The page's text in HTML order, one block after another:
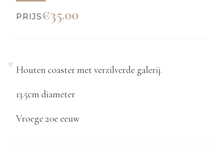
PRIJS€35.00
Houten coaster met verzilverde galerij.
13.5cm diameter
Vroege 20e eeuw